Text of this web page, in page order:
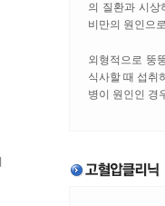
의 질환과 시상
비만의 원인으
외형적으로 뚱
식사할 때 섭취
병이 원인인 경